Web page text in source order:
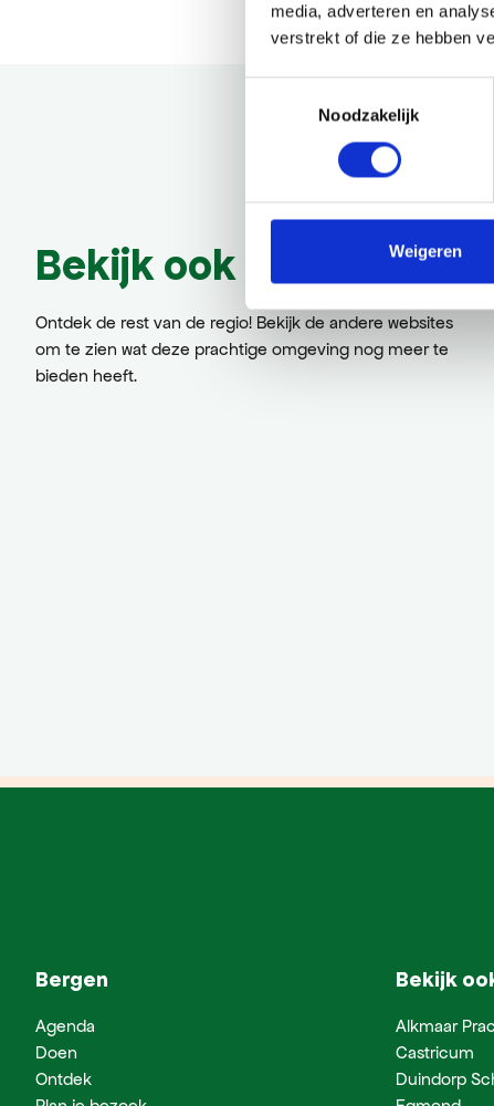
media, adverteren en
verstrekt of die ze hebben
Noodzakelijk
Weigeren
Bekijk ook eens
Ontdek de rest van de regio! Bekijk de andere websites
om te zien wat deze prachtige omgeving nog meer te
bieden heeft.
Bergen
Agenda
Doen
Ontdek
Bekijk
Alkmaar
Castricum
Duindorp